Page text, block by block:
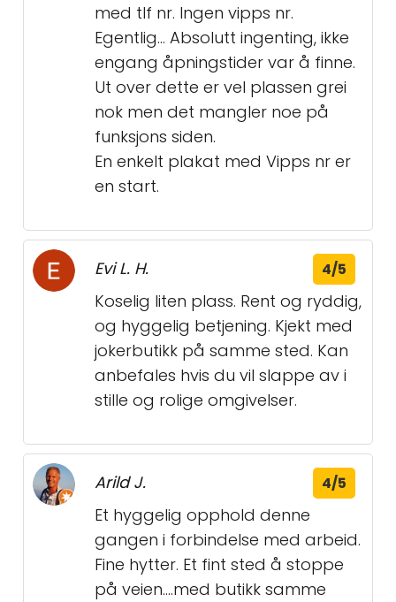
med tlf nr. Ingen vipps nr.
Egentlig... Absolutt ingenting, ikke
engang åpningstider var å finne.
Ut over dette er vel plassen grei
nok men det mangler noe på
funksjons siden.
En enkelt plakat med Vipps nr er
en start.
Evi L. H. 4/5
Koselig liten plass. Rent og ryddig,
og hyggelig betjening. Kjekt med
jokerbutikk på samme sted. Kan
anbefales hvis du vil slappe av i
stille og rolige omgivelser.
Arild J. 4/5
Et hyggelig opphold denne
gangen i forbindelse med arbeid.
Fine hytter. Et fint sted å stoppe
på veien....med butikk samme